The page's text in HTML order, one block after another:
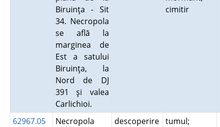
Biruinţa - Sit
34. Necropola
se află la
marginea de
Est a satului
Biruinţa, la
Nord de DJ
391 şi valea
Carlichioi.
cimitir
62967.05
Necropola
descoperire
tumul;